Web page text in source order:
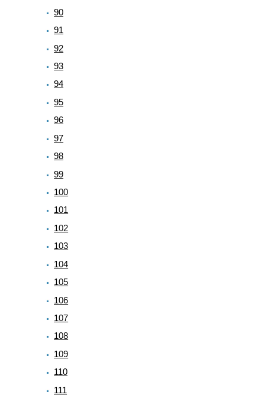
90
91
92
93
94
95
96
97
98
99
100
101
102
103
104
105
106
107
108
109
110
111